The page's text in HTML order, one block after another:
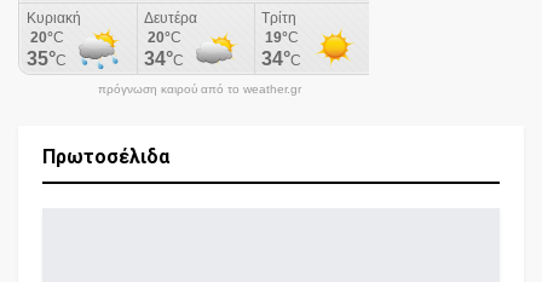
πρόγνωση καιρού από το weather.gr
Πρωτοσέλιδα